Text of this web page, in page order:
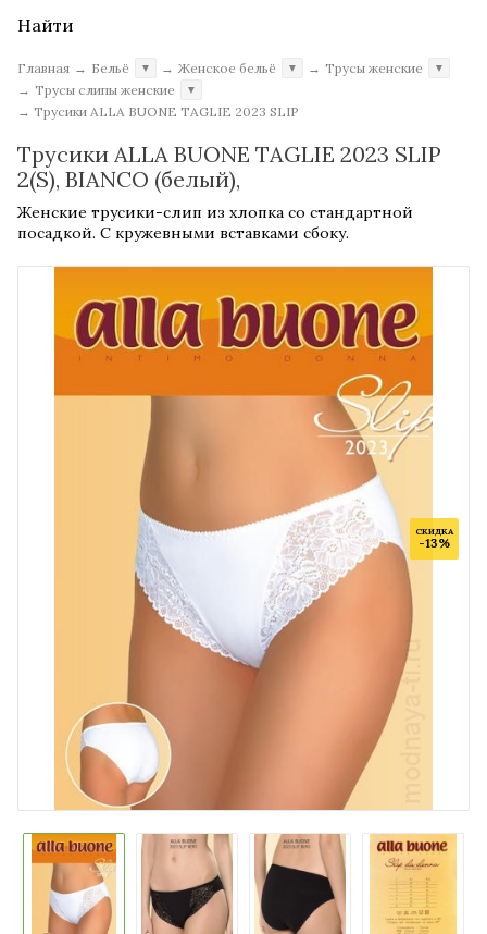
Найти
Главная → Бельё ▼ → Женское бельё ▼ → Трусы женские ▼
→ Трусы слипы женские ▼
→ Трусики ALLA BUONE TAGLIE 2023 SLIP
Трусики ALLA BUONE TAGLIE 2023 SLIP
2(S), BIANCO (белый),
Женские трусики-слип из хлопка со стандартной
посадкой. С кружевными вставками сбоку.
СКИДКА
-13%